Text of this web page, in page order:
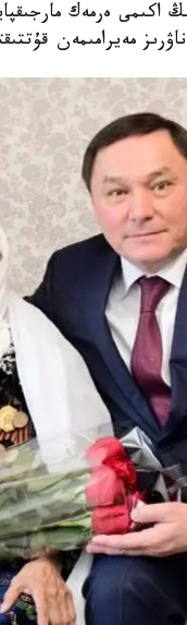
اكىمى ەرمەك
مەيرامىمەن